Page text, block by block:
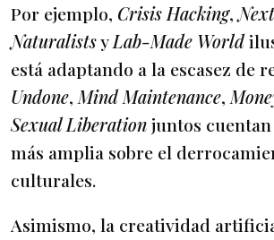
Por ejemplo, Crisis Hacking,
NaturalistsyLab-Made World
está adaptando a la escasez de
Undone, Mind Maintenance,
Sexual Liberationjuntos
más amplia sobre el
culturales.
Asimismo, la creatividad